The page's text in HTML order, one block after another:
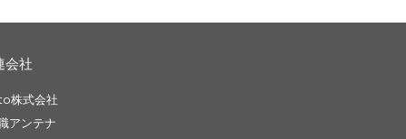
会社
株式会社
アンテナ